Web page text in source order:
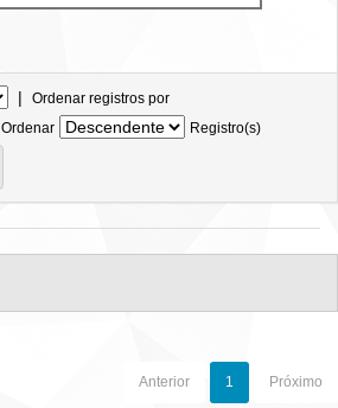
| Ordenar registros por
Ordenar
Registro(s)
Anterior 1 Próximo